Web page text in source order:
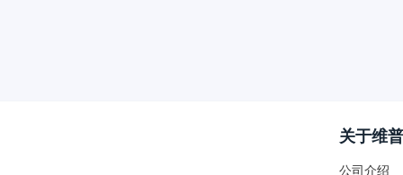
关于维普
公司介绍